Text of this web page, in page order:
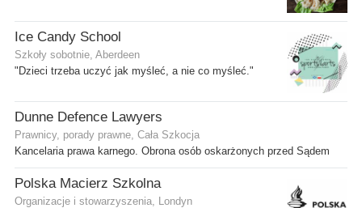
Ice Candy School
Szkoły sobotnie, Aberdeen
"Dzieci trzeba uczyć jak myśleć, a nie co myśleć."
Dunne Defence Lawyers
Prawnicy, porady prawne, Cała Szkocja
Kancelaria prawa karnego. Obrona osób oskarżonych przed Sądem
Polska Macierz Szkolna
Organizacje i stowarzyszenia, Londyn